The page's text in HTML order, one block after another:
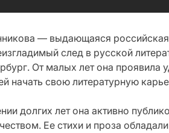
— выдающаяся российская
след в русской
От малых лет она проявила
начать свою литературную
долгих лет она активно
Ее стихи и проза